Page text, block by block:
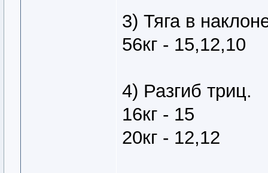
3) Тяга в
56кг - 15,12,10
4) Разгиб триц.
16кг - 15
20кг - 12,12